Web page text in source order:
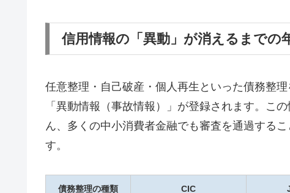
信用情報の「異動」が消えるまでの
任意整理・自己破産・個人再生といった債務整
「異動情報（事故情報）」が登録されます。こ
ん、多くの中小消費者金融でも審査を通過する
す。
債務整理の種類 CIC